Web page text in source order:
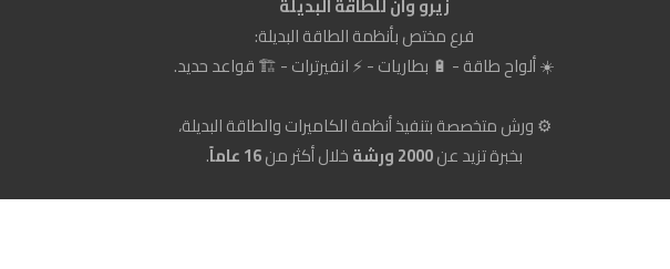
فرع مختص بأنظمة الطاقة البديلة:
☀️ ألواح طاقة - 🔋 بطاريات - ⚡ انفيرترات - 🏗️ قواعد حديد.
⚙️ ورش متخصصة بتنفيذ أنظمة الكاميرات والطاقة البديلة،
بخبرة تزيد عن2000 ورشة خلال أكثر من16 عاماً .